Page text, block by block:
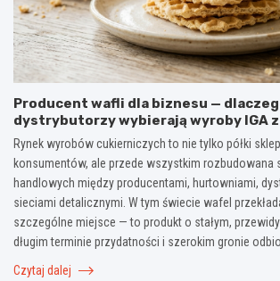
Producent wafli dla biznesu —
dystrybutorzy wybierają wyroby IGA
Rynek wyrobów cukierniczych to nie tylko półki
konsumentów, ale przede wszystkim rozbudowana
handlowych między producentami, hurtowniami,
sieciami detalicznymi. W tym świecie wafel
szczególne miejsce — to produkt o stałym,
długim terminie przydatności i szerokim gronie
Czytaj dalej